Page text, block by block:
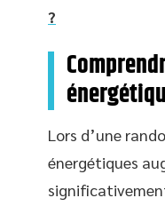
?
Lors d’une
énergétiques